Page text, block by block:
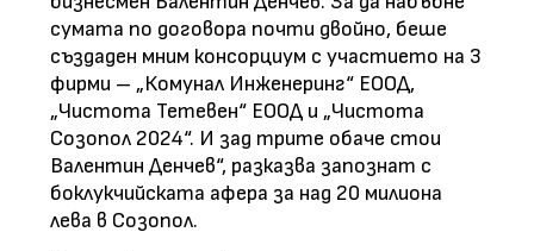
сумата по договора почти двойно, беше
създаден мним консорциум с участието на 3
фирми – „Комунал Инженеринг“ ЕООД,
„Чистота Тетевен“ ЕООД и „Чистота
Созопол 2024“. И зад трите обаче стои
Валентин Денчев“, разказва запознат с
боклукчийската афера за над 20 милиона
лева в Созопол.